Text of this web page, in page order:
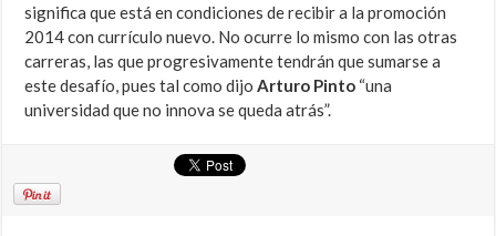
significa que está en condiciones de recibir a la promoción
2014 con currículo nuevo. No ocurre lo mismo con las otras
carreras, las que progresivamente tendrán que sumarse a
este desafío, pues tal como dijoArturo Pinto “una
universidad que no innova se queda atrás”.